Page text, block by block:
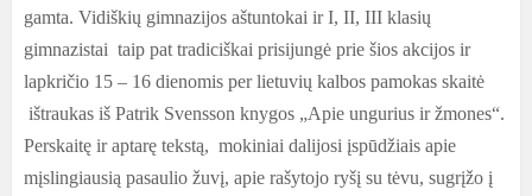
gamta. Vidiškių gimnazijos aštuntokai ir I, II, III klasių
gimnazistai taip pat tradiciškai prisijungė prie šios akcijos ir
lapkričio 15 – 16 dienomis per lietuvių kalbos pamokas skaitė
ištraukas iš Patrik Svensson knygos „Apie ungurius ir žmones“.
Perskaitę ir aptarę tekstą, mokiniai dalijosi įspūdžiais apie
mįslingiausią pasaulio žuvį, apie rašytojo ryšį su tėvu, sugrįžo į